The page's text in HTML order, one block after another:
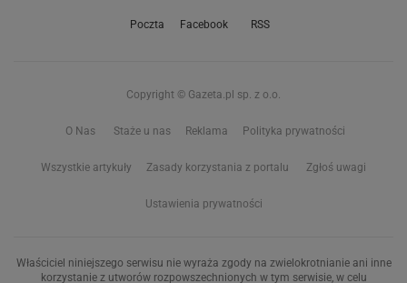
Poczta Facebook RSS
Copyright © Gazeta.pl sp. z o.o.
O Nas Staże u nas Reklama Polityka prywatności
Wszystkie artykuły Zasady korzystania z portalu Zgłoś uwagi
Ustawienia prywatności
Właściciel niniejszego serwisu nie wyraża zgody na zwielokrotnianie ani inne
korzystanie z utworów rozpowszechnionych w tym serwisie, w celu